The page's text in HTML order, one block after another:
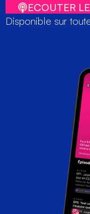
ECOUTER
Disponible sur